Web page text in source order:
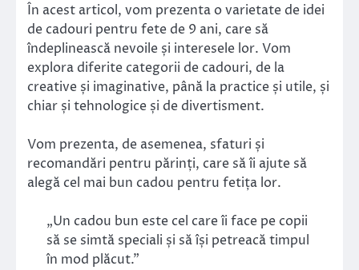
În acest articol, vom prezenta o varietate de idei
de cadouri pentru fete de 9 ani, care să
îndeplinească nevoile și interesele lor. Vom
explora diferite categorii de cadouri, de la
creative și imaginative, până la practice și utile, și
chiar și tehnologice și de divertisment.
Vom prezenta, de asemenea, sfaturi și
recomandări pentru părinți, care să îi ajute să
alegă cel mai bun cadou pentru fetița lor.
„Un cadou bun este cel care îi face pe copii
să se simtă speciali și să își petreacă timpul
în mod plăcut.”